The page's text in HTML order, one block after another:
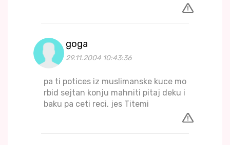
goga
29.11.2004 10:43:36
pa ti potices iz muslimanske kuce mo
rbid sejtan konju mahniti pitaj deku i
baku pa ceti reci, jes Titemi